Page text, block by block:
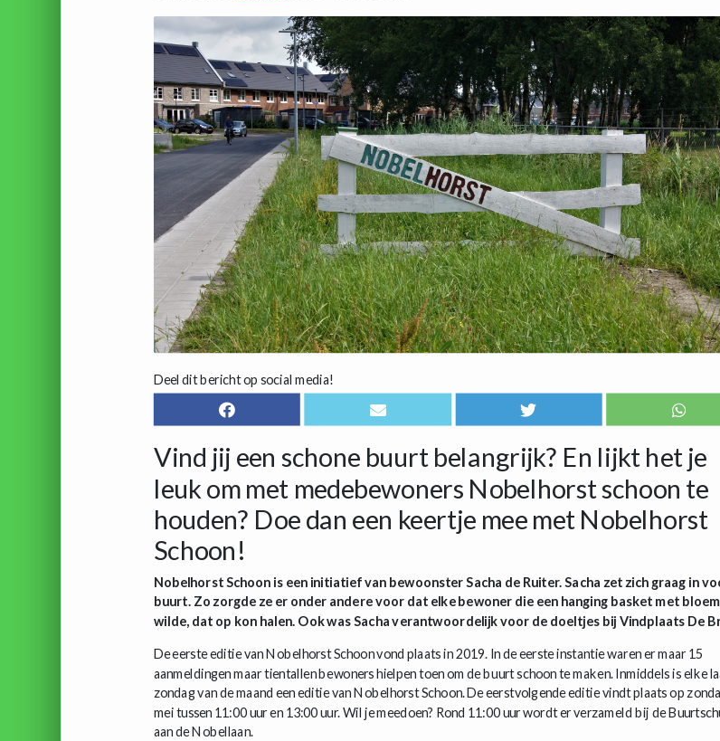
Deel dit bericht op social media!
Vind jij een schone buurt belangrijk? En lijkt het je
leuk om met medebewoners Nobelhorst schoon te
houden? Doe dan een keertje mee met Nobelhorst
Schoon!
Nobelhorst Schoon is een initiatief van bewoonster Sacha de Ruiter. Sacha zet zich graag in
buurt. Zo zorgde ze er onder andere voor dat elke bewoner die een hanging basket met
wilde, dat op kon halen. Ook was Sacha verantwoordelijk voor de doeltjes bij Vindplaats De
De eerste editie van Nobelhorst Schoon vond plaats in 2019. In de eerste instantie waren er maar 15
aanmeldingen maar tientallen bewoners hielpen toen om de buurt schoon te maken. Inmiddels is elke
zondag van de maand een editie van Nobelhorst Schoon. De eerstvolgende editie vindt plaats op
mei tussen 11:00 uur en 13:00 uur. Wil je meedoen? Rond 11:00 uur wordt er verzameld bij de
aan de Nobellaan.